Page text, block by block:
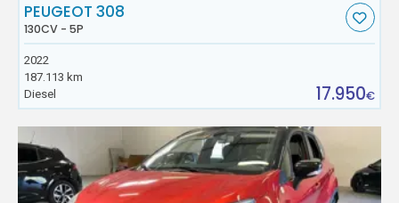
PEUGEOT 308
130CV - 5P
2022
187.113 km
Diesel
17.950€